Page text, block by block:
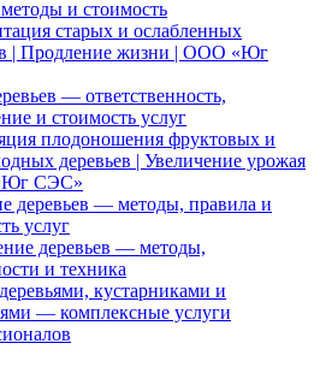
и стоимость
старых и ослабленных
| Продление жизни | ООО «Юг
— ответственность,
и стоимость услуг
плодоношения фруктовых и
деревьев | Увеличение урожая
СЭС»
деревьев — методы, правила и
услуг
деревьев — методы,
и техника
кустарниками и
— комплексные услуги